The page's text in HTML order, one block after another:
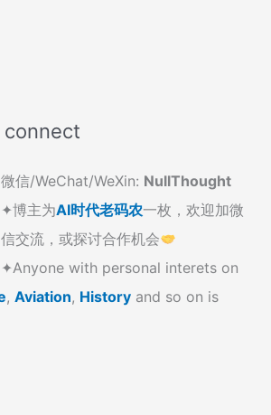
connect
微信/WeChat/WeXin: NullThought
✦博主为AI时代老码农一枚，欢迎加微
信交流，或探讨合作机会
✦Anyone with personal interets on
, Aviation, History and so on is